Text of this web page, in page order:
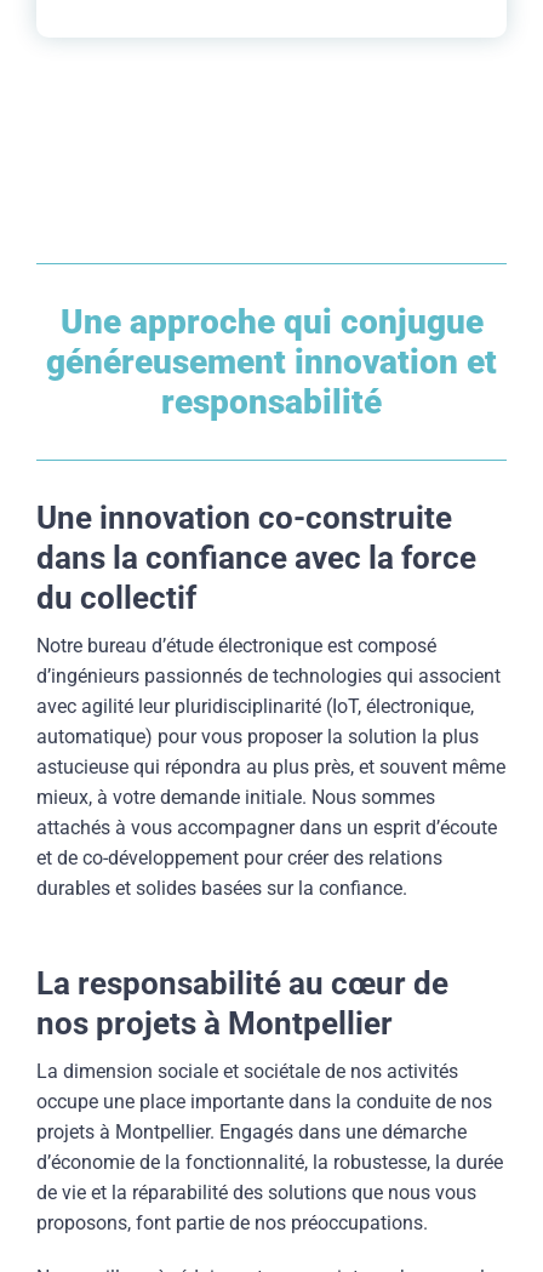
Une approche qui conjugue
généreusement innovation et
responsabilité
Une innovation co-construite
dans la confiance avec la force
du collectif
Notre bureau d’étude électronique est composé
d’ingénieurs passionnés de technologies qui associent
avec agilité leur pluridisciplinarité (IoT, électronique,
automatique) pour vous proposer la solution la plus
astucieuse qui répondra au plus près, et souvent même
mieux, à votre demande initiale. Nous sommes
attachés à vous accompagner dans un esprit d’écoute
et de co-développement pour créer des relations
durables et solides basées sur la confiance.
La responsabilité au cœur de
nos projets à Montpellier
La dimension sociale et sociétale de nos activités
occupe une place importante dans la conduite de nos
projets à Montpellier. Engagés dans une démarche
d’économie de la fonctionnalité, la robustesse, la durée
de vie et la réparabilité des solutions que nous vous
proposons, font partie de nos préoccupations.